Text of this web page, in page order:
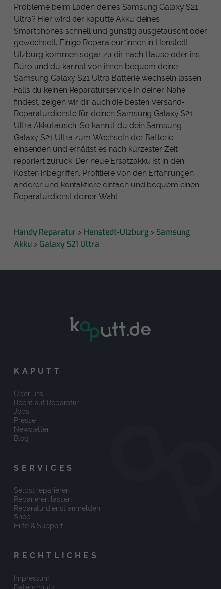
Probleme beim Laden deines Samsung Galaxy S21
Ultra? Hier wird der kaputte Akku deines
Smartphones schnell und günstig ausgetauscht oder
gewechselt. Einige Reparateur*innen in Henstedt-
Ulzburg kommen sogar zu dir nach Hause oder ins
Büro und du kannst von ihnen bequem deine
Samsung Galaxy S21 Ultra Batterie wechseln lassen.
Falls du keinen Reparaturservice in deiner Nähe
findest, zeigen wir dir auch die besten Versand-
Reparaturdienste für deinen Samsung Galaxy S21
Ultra Akkutausch. So kannst du dein Samsung
Galaxy S21 Ultra zum Wechseln der Batterie
einsenden und erhältst es nach kürzester Zeit
repariert zurück. Der neue Ersatzakku ist in den
Kosten inbegriffen. Profitiere von den Erfahrungen
anderer und kontaktiere einfach und bequem einen
Reparaturdienst deiner Wahl.
Handy Reparatur > Henstedt-Ulzburg > Samsung
Akku > Galaxy S21 Ultra
KAPUTT
Über uns
Recht auf Reparatur
Jobs
Presse
Newsletter
Blog
SERVICES
Selbst reparieren
Reparieren lassen
Reparaturdienst anmelden
Shop
Hilfe & Support
RECHTLICHES
Impressum
Datenschutz